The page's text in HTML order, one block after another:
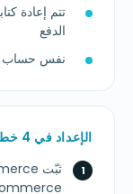
الدفع
نفس حساب dLocal الذي يدعم متجرك الإلكتروني
الإعداد في 4 خطوات